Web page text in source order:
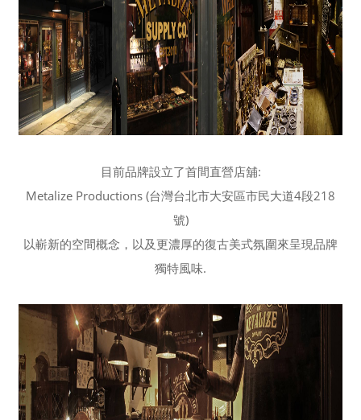
目前品牌設立了首間直營店舖:
Metalize Productions (台灣台北市大安區市民大道4段218
號)
以嶄新的空間概念，以及更濃厚的復古美式氛圍來呈現品牌
獨特風味.